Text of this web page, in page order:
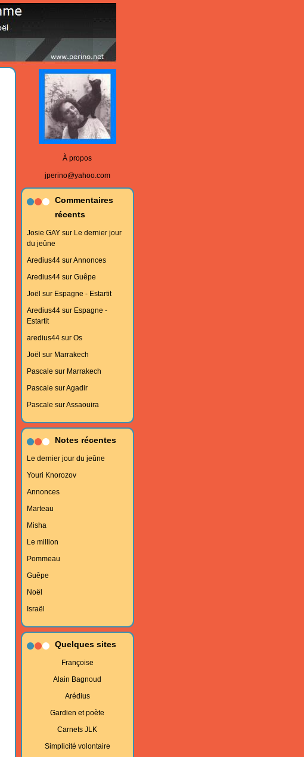
À propos
jperino@yahoo.com
Commentaires
récents
Josie GAYsur Le dernier jour
du jeûne
Aredius44surAnnonces
Aredius44sur Guêpe
Joël sur Espagne - Estartit
Aredius44sur Espagne -
Estartit
aredius44sur Os
Joël sur Marrakech
Pascale sur Marrakech
Pascale surAgadir
Pascale surAssaouira
Notes récentes
Le dernier jour du jeûne
Youri Knorozov
Annonces
Marteau
Misha
Le million
Pommeau
Guêpe
Noël
Israël
Quelques sites
Françoise
Alain Bagnoud
Arédius
Gardien et poète
Carnets JLK
Simplicité volontaire